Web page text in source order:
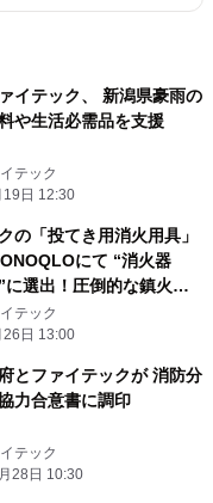
イテック、 新潟県豪雨の
や生活必需品を支援
テック
日 12:30
の「投てき用消火用具」
にて “消火器
に選出！圧倒的な鎮火力
テック
日 13:00
とファイテックが 消防分
力合意書に調印
テック
28日 10:30